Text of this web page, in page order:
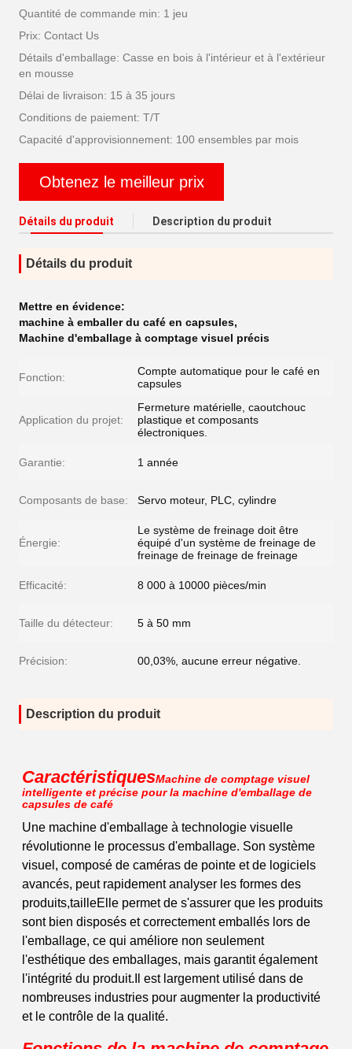
Quantité de commande min: 1 jeu
Prix: Contact Us
Détails d'emballage: Casse en bois à l'intérieur et à l'extérieur
en mousse
Délai de livraison: 15 à 35 jours
Conditions de paiement: T/T
Capacité d'approvisionnement: 100 ensembles par mois
Obtenez le meilleur prix
Détails du produit Description du produit
Détails du produit
Mettre en évidence:
machine à emballer du café en capsules,
Machine d'emballage à comptage visuel précis
Fonction:
Compte automatique pour le café en
capsules
Application du projet:
Fermeture matérielle, caoutchouc
plastique et composants
électroniques.
Garantie: 1 année
Composants de base: Servo moteur, PLC, cylindre
Énergie:
Le système de freinage doit être
équipé d'un système de freinage de
freinage de freinage de freinage
Efficacité: 8 000 à 10000 pièces/min
Taille du détecteur: 5 à 50 mm
Précision: 00,03%, aucune erreur négative.
Description du produit
CaractéristiquesMachine de comptage visuel
intelligente et précise pour la machine d'emballage de
capsules de café
Une machine d'emballage à technologie visuelle
révolutionne le processus d'emballage. Son système
visuel, composé de caméras de pointe et de logiciels
avancés, peut rapidement analyser les formes des
produits,tailleElle permet de s'assurer que les produits
sont bien disposés et correctement emballés lors de
l'emballage, ce qui améliore non seulement
l'esthétique des emballages, mais garantit également
l'intégrité du produit.Il est largement utilisé dans de
nombreuses industries pour augmenter la productivité
et le contrôle de la qualité.